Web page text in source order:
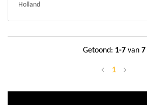
Holland
Getoond: 1-7van 7
1